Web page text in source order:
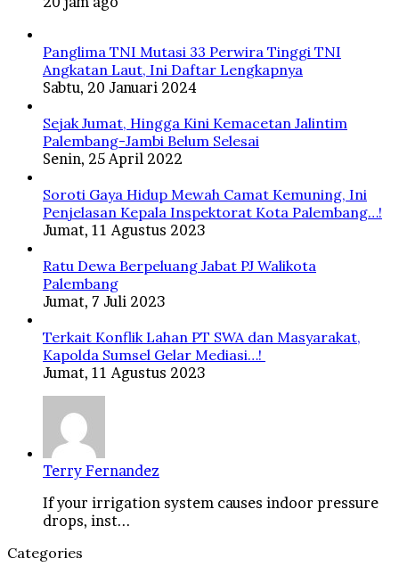
Panglima TNI Mutasi 33 Perwira Tinggi TNI
Angkatan Laut, Ini Daftar Lengkapnya
Sabtu, 20 Januari 2024
Sejak Jumat, Hingga Kini Kemacetan Jalintim
Palembang-Jambi Belum Selesai
Senin, 25 April 2022
Soroti Gaya Hidup Mewah Camat Kemuning, Ini
Penjelasan Kepala Inspektorat Kota Palembang…!
Jumat, 11 Agustus 2023
Ratu Dewa Berpeluang Jabat PJ Walikota
Palembang
Jumat, 7 Juli 2023
Terkait Konflik Lahan PT SWA dan Masyarakat,
Kapolda Sumsel Gelar Mediasi…!
Jumat, 11 Agustus 2023
Terry Fernandez
If your irrigation system causes indoor pressure
drops, inst...
Categories